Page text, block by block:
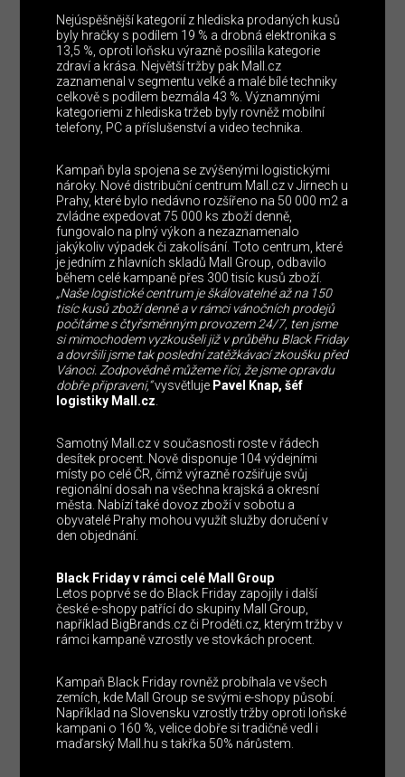
Nejúspěšnější kategorií z hlediska prodaných kusů
byly hračky s podílem 19 % a drobná elektronika s
13,5 %, oproti loňsku výrazně posílila kategorie
zdraví a krása. Největší tržby pak Mall.cz
zaznamenal v segmentu velké a malé bílé techniky
celkově s podílem bezmála 43 %. Významnými
kategoriemi z hlediska tržeb byly rovněž mobilní
telefony, PC a příslušenství a video technika.
Kampaň byla spojena se zvýšenými logistickými
nároky. Nové distribuční centrum Mall.cz v Jirnech u
Prahy, které bylo nedávno rozšířeno na 50 000 m2 a
zvládne expedovat 75 000 ks zboží denně,
fungovalo na plný výkon a nezaznamenalo
jakýkoliv výpadek či zakolísání. Toto centrum, které
je jedním z hlavních skladů Mall Group, odbavilo
během celé kampaně přes 300 tisíc kusů zboží.
„Naše logistické centrum je škálovatelné až na 150
tisíc kusů zboží denně a v rámci vánočních prodejů
počítáme s čtyřsměnným provozem 24/7, ten jsme
si mimochodem vyzkoušeli již v průběhu Black Friday
a dovršili jsme tak poslední zatěžkávací zkoušku před
Vánoci. Zodpovědně můžeme říci, že jsme opravdu
dobře připraveni,“vysvětluje Pavel Knap, šéf
logistiky Mall.cz
Samotný Mall.cz v současnosti roste v řádech
desítek procent. Nově disponuje 104 výdejními
místy po celé ČR, čímž výrazně rozšiřuje svůj
regionální dosah na všechna krajská a okresní
města. Nabízí také dovoz zboží v sobotu a
obyvatelé Prahy mohou využít služby doručení v
den objednání.
Black Friday v rámci celé Mall
Group
Letos poprvé se do Black Friday zapojily i další
české e-shopy patřící do skupiny Mall Group,
například BigBrands.cz či Proděti.cz, kterým tržby v
rámci kampaně vzrostly ve stovkách procent.
Kampaň Black Friday rovněž probíhala ve všech
zemích, kde Mall Group se svými e-shopy působí.
Například na Slovensku vzrostly tržby oproti loňské
kampani o 160 %, velice dobře si tradičně vedl i
maďarský Mall.hu s takřka 50% nárůstem.